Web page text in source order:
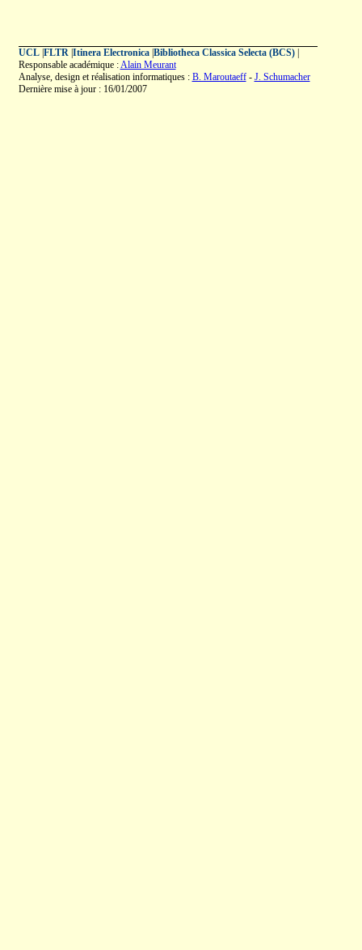
UCL| FLTR| Itinera Electronica| Bibliotheca Classica Selecta (BCS)|
Responsable académique :Alain Meurant
Analyse, design et réalisation informatiques : B. Maroutaeff- J. Schumacher
Dernière mise à jour : 16/01/2007